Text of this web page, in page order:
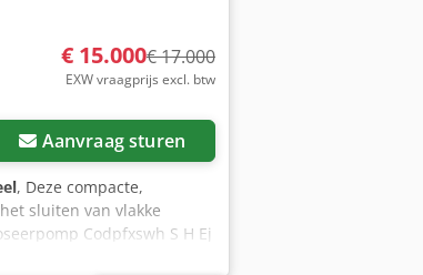
€ 15.000€ 17.000
EXW vraagprijs excl. btw
Aanvraag sturen
, Deze compacte,
sluiten van vlakke
Codpfxswh S H Ej
50 ml Fabrikant: Mediseal